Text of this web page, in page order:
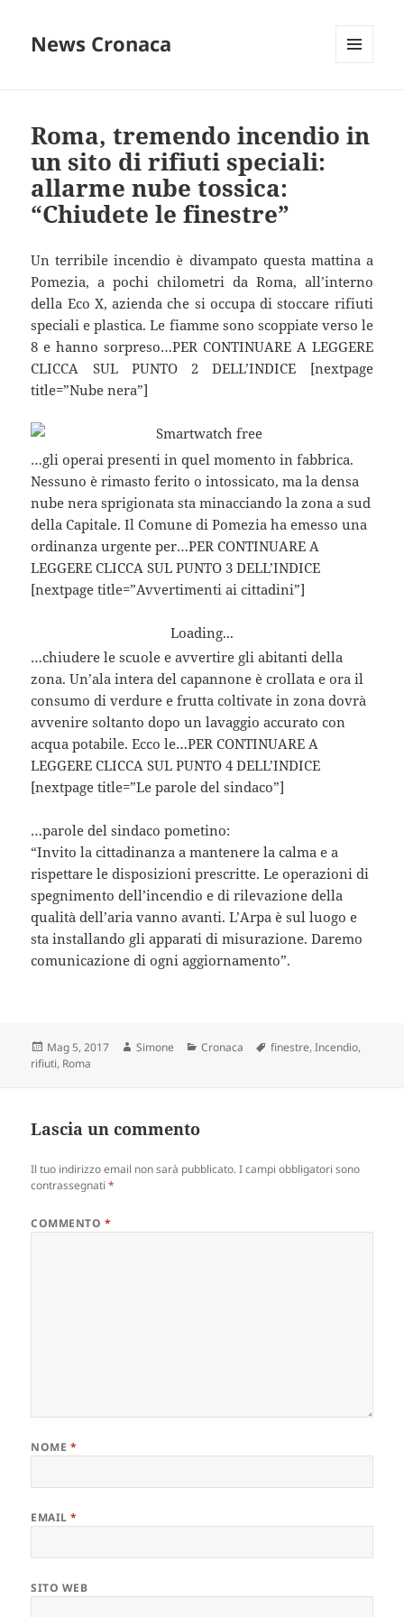
News Cronaca
Roma, tremendo incendio in
un sito di rifiuti speciali:
allarme nube tossica:
“Chiudete le finestre”
Un terribile incendio è divampato questa mattina a
Pomezia, a pochi chilometri da Roma, all’interno
della Eco X, azienda che si occupa di stoccare rifiuti
speciali e plastica. Le fiamme sono scoppiate verso le
8 e hanno sorpreso…PER CONTINUARE A LEGGERE
CLICCA SUL PUNTO 2 DELL’INDICE [nextpage
title=”Nube nera”]
…gli operai presenti in quel momento in fabbrica.
Nessuno è rimasto ferito o intossicato, ma la densa
nube nera sprigionata sta minacciando la zona a sud
della Capitale. Il Comune di Pomezia ha emesso una
ordinanza urgente per…PER CONTINUARE A
LEGGERE CLICCA SUL PUNTO 3 DELL’INDICE
[nextpage title=”Avvertimenti ai cittadini”]
Loading...
…chiudere le scuole e avvertire gli abitanti della
zona. Un’ala intera del capannone è crollata e ora il
consumo di verdure e frutta coltivate in zona dovrà
avvenire soltanto dopo un lavaggio accurato con
acqua potabile. Ecco le…PER CONTINUARE A
LEGGERE CLICCA SUL PUNTO 4 DELL’INDICE
[nextpage title=”Le parole del sindaco”]
…parole del sindaco pometino:
“Invito la cittadinanza a mantenere la calma e a
rispettare le disposizioni prescritte. Le operazioni di
spegnimento dell’incendio e di rilevazione della
qualità dell’aria vanno avanti. L’Arpa è sul luogo e
sta installando gli apparati di misurazione. Daremo
comunicazione di ogni aggiornamento”.
Scritto
il
Mag 5, 2017 Autore
Simone Categorie
Cronaca Tag
finestre,Incendio,
rifiuti, Roma
Lascia un commento
Il tuo indirizzo email non sarà pubblicato. I campi obbligatori sono
contrassegnati*
COMMENTO *
NOME *
EMAIL*
SITO WEB